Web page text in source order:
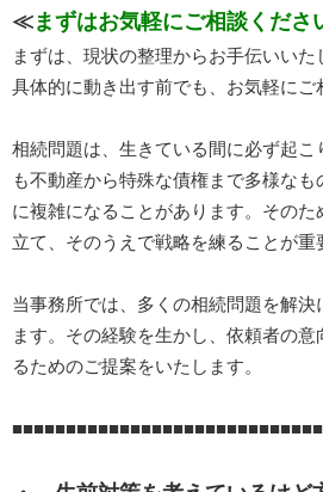
≪まずはお気軽にご相談くださ
まずは、現状の整理からお手伝いいた
具体的に動き出す前でも、お気軽にご
相続問題は、生きている間に必ず起こ
も不動産から特殊な債権まで多様な
に複雑になることがあります。その
立て、そのうえで戦略を練ることが重
当事務所では、多くの相続問題を解決
ます。その経験を生かし、依頼者の
るためのご提案をいたします。